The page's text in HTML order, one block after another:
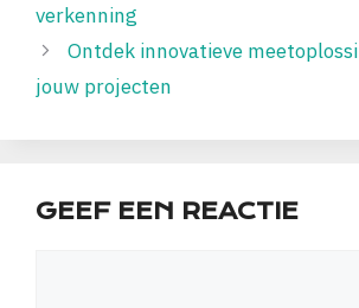
verkenning
Ontdek innovatieve
jouw projecten
GEEF EEN REACTIE